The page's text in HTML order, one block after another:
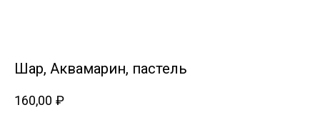
Шар, Аквамарин, пастель
160,00 ₽